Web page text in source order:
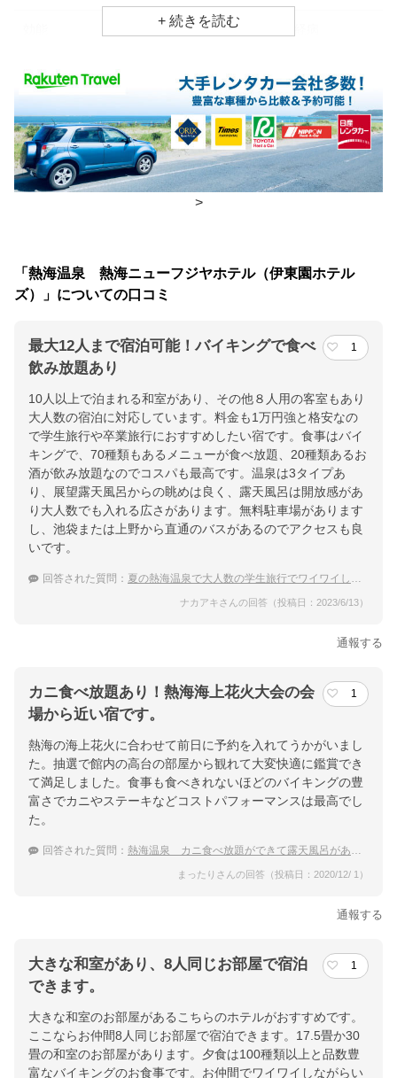
肩凝り、婦人病、リウマチ・神経病
食事場所
朝食 レストラン(バイキング)
夕食 レストラン(バイキング)、食事処
チェックイン・チェックアウト時間
チェックアウ
ト
10:00
交通アクセス
ＪＲ熱海駅より車で約5分 ・または徒歩で約15分
提供：楽天トラベル
楽天トラベルで
ホテル詳細を詳しく見る
>
「熱海温泉 熱海ニューフジヤホテル（伊東園ホテル
ズ）」についての口コミ
最大12人まで宿泊可能！バイキングで食べ
飲み放題あり
1
10人以上で泊まれる和室があり、その他８人用の客室もあり
大人数の宿泊に対応しています。料金も1万円強と格安なの
で学生旅行や卒業旅行におすすめしたい宿です。食事はバイ
キングで、70種類もあるメニューが食べ放題、20種類あるお
酒が飲み放題なのでコスパも最高です。温泉は3タイプあ
り、展望露天風呂からの眺めは良く、露天風呂は開放感があ
り大人数でも入れる広さがあります。無料駐車場があります
し、池袋または上野から直通のバスがあるのでアクセスも良
いです。
回答された質問： 夏の熱海温泉で大人数の学生旅行でワイワイしたい！
ナカアキさんの回答（投稿日：2023/6/13）
通報する
カニ食べ放題あり！熱海海上花火大会の会
場から近い宿です。
1
熱海の海上花火に合わせて前日に予約を入れてうかがいまし
た。抽選で館内の高台の部屋から観れて大変快適に鑑賞でき
て満足しました。食事も食べきれないほどのバイキングの豊
富さでカニやステーキなどコストパフォーマンスは最高でし
た。
回答された質問： 熱海温泉 カニ食べ放題ができて露天風呂がある人気の宿
まったりさんの回答（投稿日：2020/12/ 1）
通報する
大きな和室があり、8人同じお部屋で宿泊
できます。
1
大きな和室のお部屋があるこちらのホテルがおすすめです。
ここならお仲間8人同じお部屋で宿泊できます。17.5畳か30
畳の和室のお部屋があります。夕食は100種類以上と品数豊
富なバイキングのお食事です。お仲間でワイワイしながらい